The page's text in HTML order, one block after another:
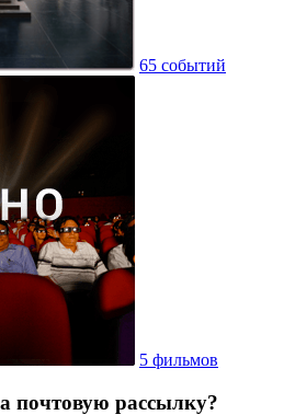
65 событий
5 фильмов
почтовую рассылку?